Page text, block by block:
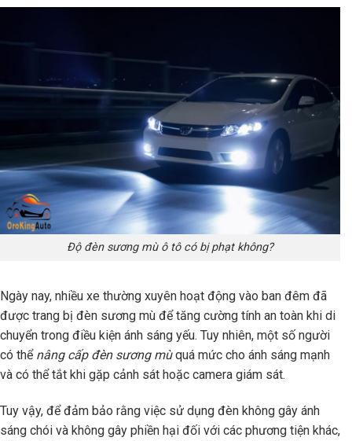
Độ đèn sương mù ô tô có bị phạt không?
Ngày nay, nhiều xe thường xuyên hoạt động vào ban đêm đã
được trang bị đèn sương mù để tăng cường tính an toàn khi di
chuyển trong điều kiện ánh sáng yếu. Tuy nhiên, một số người
có thể nâng cấp đèn sương mùquá mức cho ánh sáng mạnh
và có thể tắt khi gặp cảnh sát hoặc camera giám sát.
Tuy vậy, để đảm bảo rằng việc sử dụng đèn không gây ánh
sáng chói và không gây phiền hại đối với các phương tiện khác,